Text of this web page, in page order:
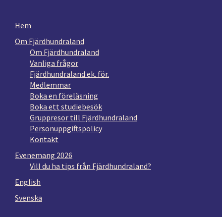
Hem
Om Fjärdhundraland
Om Fjärdhundraland
Vanliga frågor
Fjärdhundraland ek. för.
Medlemmar
Boka en föreläsning
Boka ett studiebesök
Gruppresor till Fjärdhundraland
Personuppgiftspolicy
Kontakt
Evenemang 2026
Vill du ha tips från Fjärdhundraland?
English
Svenska